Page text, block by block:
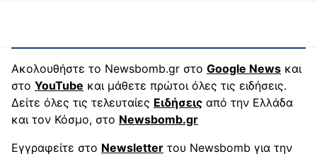
Ακολουθήστε το Newsbomb.gr στο Google News και
στο YouTube και μάθετε πρώτοι όλες τις ειδήσεις.
Δείτε όλες τις τελευταίες Ειδήσεις από την Ελλάδα
και τον Κόσμο, στο Newsbomb.gr
Εγγραφείτε στο Newsletter του Newsbomb για την